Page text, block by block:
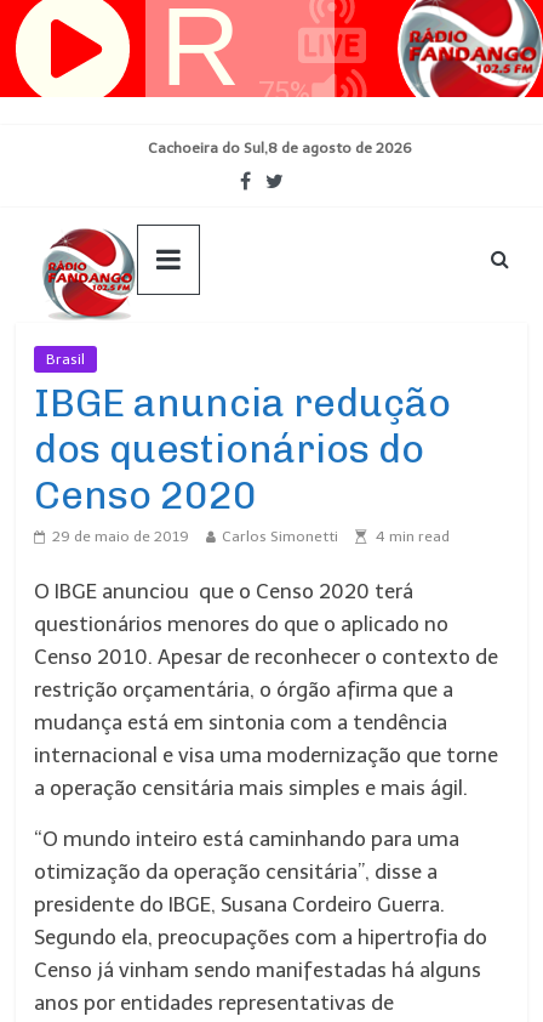
Pular
para
Cachoeira do Sul,8 de agosto de 2026
Brasil
IBGE anuncia redução
dos questionários do
Censo 2020
29 de maio de 2019 Carlos Simonetti 4 min read
O IBGE anunciou que o Censo 2020 terá
questionários menores do que o aplicado no
Censo 2010. Apesar de reconhecer o contexto de
restrição orçamentária, o órgão afirma que a
mudança está em sintonia com a tendência
internacional e visa uma modernização que torne
a operação censitária mais simples e mais ágil.
“O mundo inteiro está caminhando para uma
otimização da operação censitária”, disse a
presidente do IBGE, Susana Cordeiro Guerra.
Segundo ela, preocupações com a hipertrofia do
Censo já vinham sendo manifestadas há alguns
anos por entidades representativas de